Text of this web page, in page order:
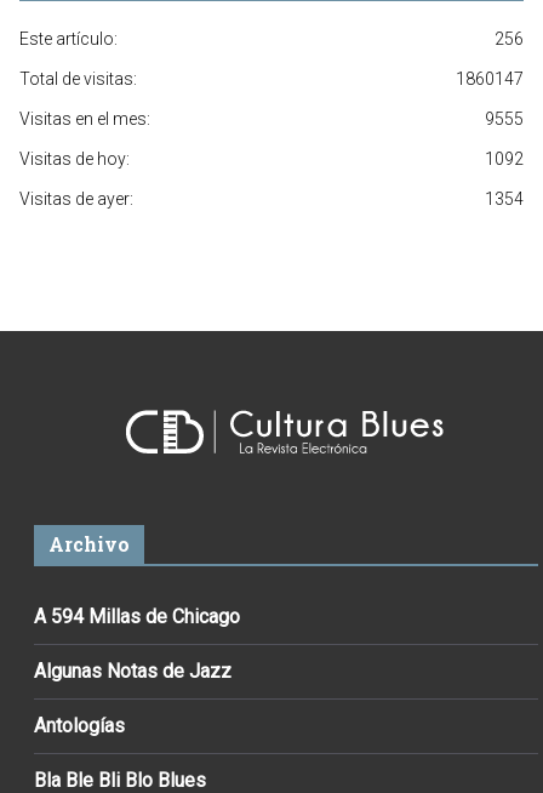
256
Este artículo:
1860147
Total de visitas:
9555
Visitas en el mes:
1092
Visitas de hoy:
1354
Visitas de ayer:
Archivo
A 594 Millas de Chicago
Algunas Notas de Jazz
Antologías
Bla Ble Bli Blo Blues